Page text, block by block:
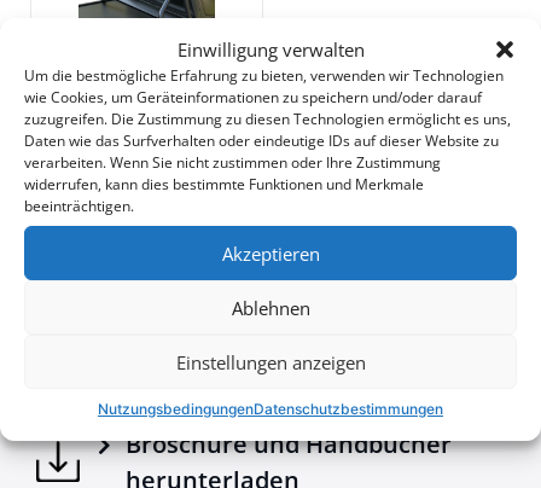
Einwilligung verwalten
Um die bestmögliche Erfahrung zu bieten, verwenden wir Technologien
wie Cookies, um Geräteinformationen zu speichern und/oder darauf
zuzugreifen. Die Zustimmung zu diesen Technologien ermöglicht es uns,
Daten wie das Surfverhalten oder eindeutige IDs auf dieser Website zu
verarbeiten. Wenn Sie nicht zustimmen oder Ihre Zustimmung
widerrufen, kann dies bestimmte Funktionen und Merkmale
beeinträchtigen.
Akzeptieren
Ablehnen
Einstellungen anzeigen
NutzungsbedingungenDatenschutzbestimmungen
Edelstahlplatte, die zusätzliche Beleuchtung unterstützt
•Erhöhte Sicherheit:Entwickelt, um die Kabine im
Falle eines Überschlags zu schützen, bietet dieser
Rollbügel verlässliche Sicherheit und zugleich Stil.
Ergänzen Sie Ihr Offroad-Equipment um ein weiteres
die für hochwertige, langlebige und robuste 4x4-
Verwandeln Sie Ihren Truck mit dem sportlichen
Sicherheit und Raffinesse für Ihren 4x4.
Downloads
Brochures - Tessera4x4 2026 e-brochure
Konfigurator
Broschüre und Handbücher
herunterladen